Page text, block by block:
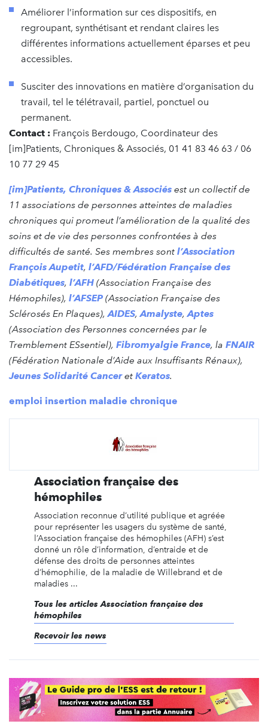
Améliorer l’information sur ces dispositifs, en
regroupant, synthétisant et rendant claires les
différentes informations actuellement éparses et peu
accessibles.
Susciter des innovations en matière d’organisation du
travail, tel le télétravail, partiel, ponctuel ou
permanent.
Contact : François Berdougo, Coordinateur des
[im]Patients, Chroniques & Associés, 01 41 83 46 63 / 06
10 77 29 45
[im]Patients, Chroniques & Associés est un collectif de
11 associations de personnes atteintes de maladies
chroniques qui promeut l’amélioration de la qualité des
soins et de vie des personnes confrontées à des
difficultés de santé. Ses membres sont l’Association
François Aupetit, l’AFD/Fédération Française des
Diabétiques, l’AFH (Association Française des
Hémophiles), l’AFSEP (Association Française des
Sclérosés En Plaques),AIDES,Amalyste,Aptes
(Association des Personnes concernées par le
Tremblement ESsentiel), Fibromyalgie France, la FNAIR
(Fédération Nationale d’Aide aux Insuffisants Rénaux),
Jeunes Solidarité Canceret Keratos.
emploi insertion maladie chronique
Association française des
hémophiles
Association reconnue d’utilité publique et agréée
pour représenter les usagers du système de santé,
l’Association française des hémophiles (AFH) s’est
donné un rôle d’information, d’entraide et de
défense des droits de personnes atteintes
d’hémophilie, de la maladie de Willebrand et de
maladies ...
Tous les articles Association française des
hémophiles
Recevoir les news